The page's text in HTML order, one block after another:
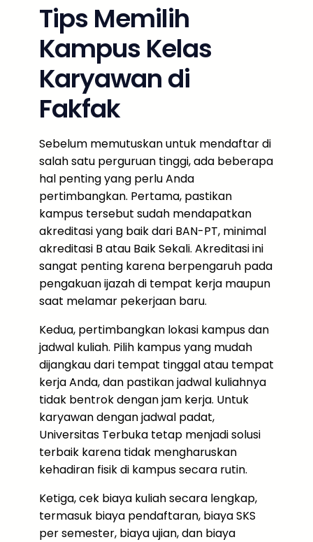
Tips Memilih
Kampus Kelas
Karyawan di
Fakfak
Sebelum memutuskan untuk mendaftar di
salah satu perguruan tinggi, ada beberapa
hal penting yang perlu Anda
pertimbangkan. Pertama, pastikan
kampus tersebut sudah mendapatkan
akreditasi yang baik dari BAN-PT, minimal
akreditasi B atau Baik Sekali. Akreditasi ini
sangat penting karena berpengaruh pada
pengakuan ijazah di tempat kerja maupun
saat melamar pekerjaan baru.
Kedua, pertimbangkan lokasi kampus dan
jadwal kuliah. Pilih kampus yang mudah
dijangkau dari tempat tinggal atau tempat
kerja Anda, dan pastikan jadwal kuliahnya
tidak bentrok dengan jam kerja. Untuk
karyawan dengan jadwal padat,
Universitas Terbuka tetap menjadi solusi
terbaik karena tidak mengharuskan
kehadiran fisik di kampus secara rutin.
Ketiga, cek biaya kuliah secara lengkap,
termasuk biaya pendaftaran, biaya SKS
per semester, biaya ujian, dan biaya